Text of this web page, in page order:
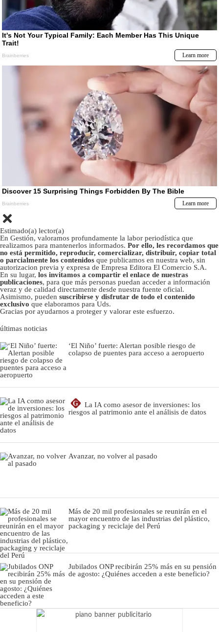
Estimado(a) lector(a)
En Gestión, valoramos profundamente la labor periodística que
realizamos para mantenerlos informados. Por ello, les recordamos que
no está permitido, reproducir, comercializar, distribuir, copiar total
o parcialmente los contenidos que publicamos en nuestra web, sin
autorizacion previa y expresa de Empresa Editora El Comercio S.A.
En su lugar, los invitamos a compartir el enlace de nuestras
publicaciones, para que más personas puedan acceder a información
veraz y de calidad directamente desde nuestra fuente oficial.
Asimismo, pueden suscribirse y disfrutar de todo el contenido
exclusivo que elaboramos para Uds.
Gracias por ayudarnos a proteger y valorar este esfuerzo.
últimas noticias
‘El Niño’ fuerte: Alertan posible riesgo de
colapso de puentes para acceso a aeropuerto
G
La IA como asesor de inversiones: los
riesgos al patrimonio ante el análisis de datos
Avanzar, no volver al pasado
Más de 20 mil profesionales se reunirán en el
mayor encuentro de las industrias del plástico,
packaging y reciclaje del Perú
Jubilados ONP recibirán 25% más en su pensión
de agosto: ¿Quiénes acceden a este beneficio?